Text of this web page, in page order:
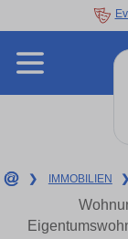
❯ IMMOBILIEN ❯